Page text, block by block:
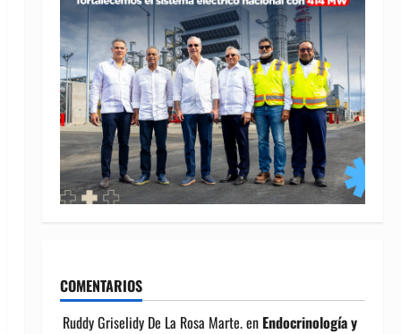
COMENTARIOS
Ruddy Griselidy De La Rosa Marte.en Endocrinología y